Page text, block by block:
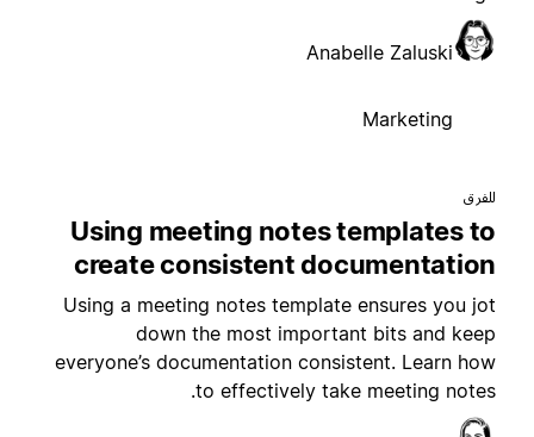
Anabelle Zaluski
Marketing
Using meeting notes templates
create consistent
Using a meeting notes template ensures you
down the most important bits and
everyone’s documentation consistent. Learn
to effectively take meeting